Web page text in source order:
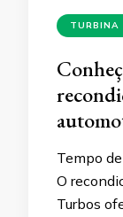
TURBINA
Tempo
O
Turbos